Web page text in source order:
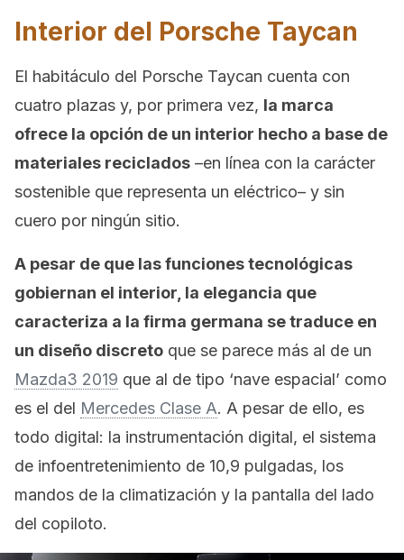
Interior del Porsche Taycan
El habitáculo del Porsche Taycan cuenta con
cuatro plazas y, por primera vez, la marca
ofrece la opción de un interior hecho a base de
materiales reciclados –en línea con la carácter
sostenible que representa un eléctrico– y sin
cuero por ningún sitio.
A pesar de que las funciones tecnológicas
gobiernan el interior, la elegancia que
caracteriza a la firma germana se traduce en
un diseño discreto que se parece más al de un
Mazda3 2019 que al de tipo ‘nave espacial’ como
es el del Mercedes Clase A. A pesar de ello, es
todo digital: la instrumentación digital, el sistema
de infoentretenimiento de 10,9 pulgadas, los
mandos de la climatización y la pantalla del lado
del copiloto.